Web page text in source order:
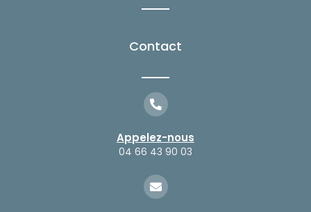
f
Contact
Appelez-nous
04 66 43 90 03